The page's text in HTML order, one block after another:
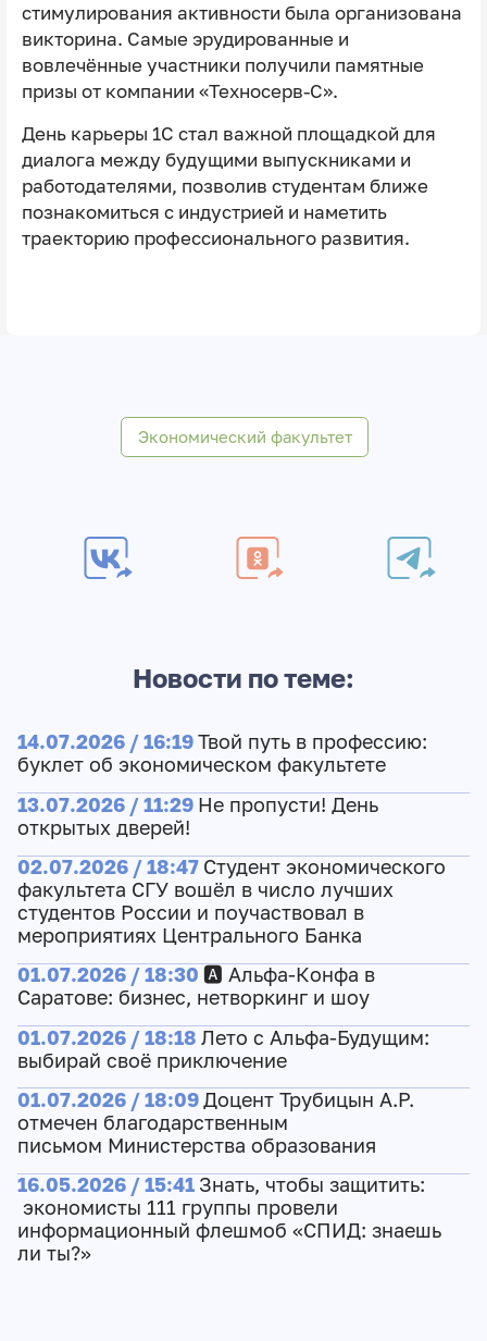
стимулирования активности была организована
викторина. Самые эрудированные и
вовлечённые участники получили памятные
призы от компании «Техносерв‑С».
День карьеры 1С стал важной площадкой для
диалога между будущими выпускниками и
работодателями, позволив студентам ближе
познакомиться с индустрией и наметить
траекторию профессионального развития.
Экономический факультет
Новости по теме:
14.07.2026 / 16:19Твой путь в профессию:
буклет об экономическом факультете
13.07.2026 / 11:29 Не пропусти! День
открытых дверей!
02.07.2026 / 18:47 Студент экономического
факультета СГУ вошёл в число лучших
студентов России и поучаствовал в
мероприятиях Центрального Банка
01.07.2026 / 18:30 🅰️ Альфа-Конфа в
Саратове: бизнес, нетворкинг и шоу
01.07.2026 / 18:18 Лето с Альфа-Будущим:
выбирай своё приключение
01.07.2026 / 18:09Доцент Трубицын А.Р.
отмечен благодарственным
письмом Министерства образования
16.05.2026 / 15:41 Знать, чтобы защитить:
экономисты 111 группы провели
информационный флешмоб «СПИД: знаешь
ли ты?»